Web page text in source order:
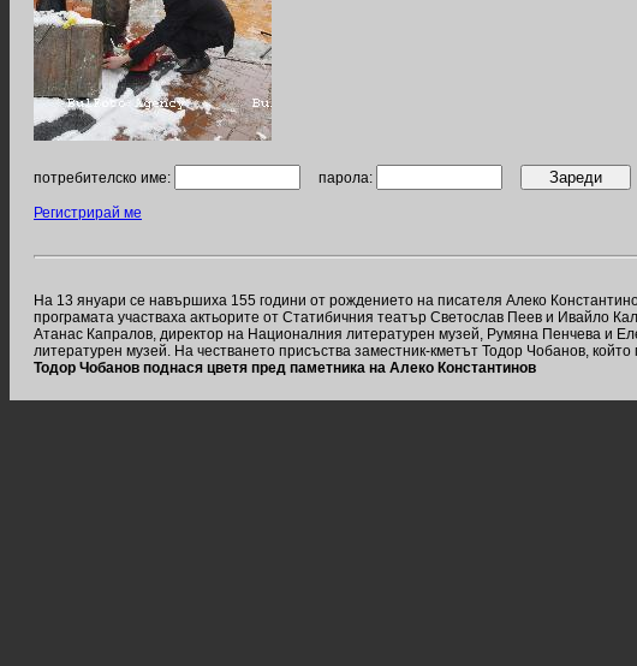
потребителско име: парола:
Регистрирай ме
На 13 януари се навършиха 155 години от рождението на писателя Алеко
програмата участваха актьорите от Статибичния театър Светослав Пеев и Ивайло
Атанас Капралов, директор на Националния литературен музей, Румяна Пенчева и
литературен музей. На честването присъства заместник-кметът Тодор Чобанов,
Тодор Чобанов поднася цветя пред паметника на Алеко Константинов